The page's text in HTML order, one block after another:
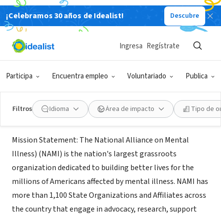
¡Celebramos 30 años de Idealist! Descubre
Participa Encuentra empleo Voluntariado Publica
Ingresa Regístrate
Filtros Idioma Área de impacto Tipo de
ORGANIZACIÓN SIN FIN DE LUCRO
NAMI (National Alliance on Mental
Illness)
Arlington, VA www.nami.org
Acerca de
Mission Statement: The National Alliance on Mental
Illness) (NAMI) is the nation's largest grassroots
organization dedicated to building better lives for the
millions of Americans affected by mental illness. NAMI has
more than 1,100 State Organizations and Affiliates across
the country that engage in advocacy, research, support